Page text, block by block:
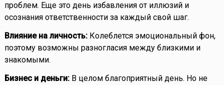
проблем. Еще это день избавления от иллюзий и
осознания ответственности за каждый свой шаг.
Влияние на личность:Колеблется эмоциональный фон,
поэтому возможны разногласия между близкими и
знакомыми.
Бизнес и деньги:В целом благоприятный день. Но не